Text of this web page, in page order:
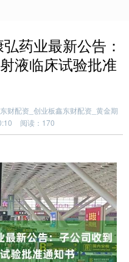
药业最新公告：
液临床试验批准
财配资_创业板鑫东财配资_黄金期
阅读：170